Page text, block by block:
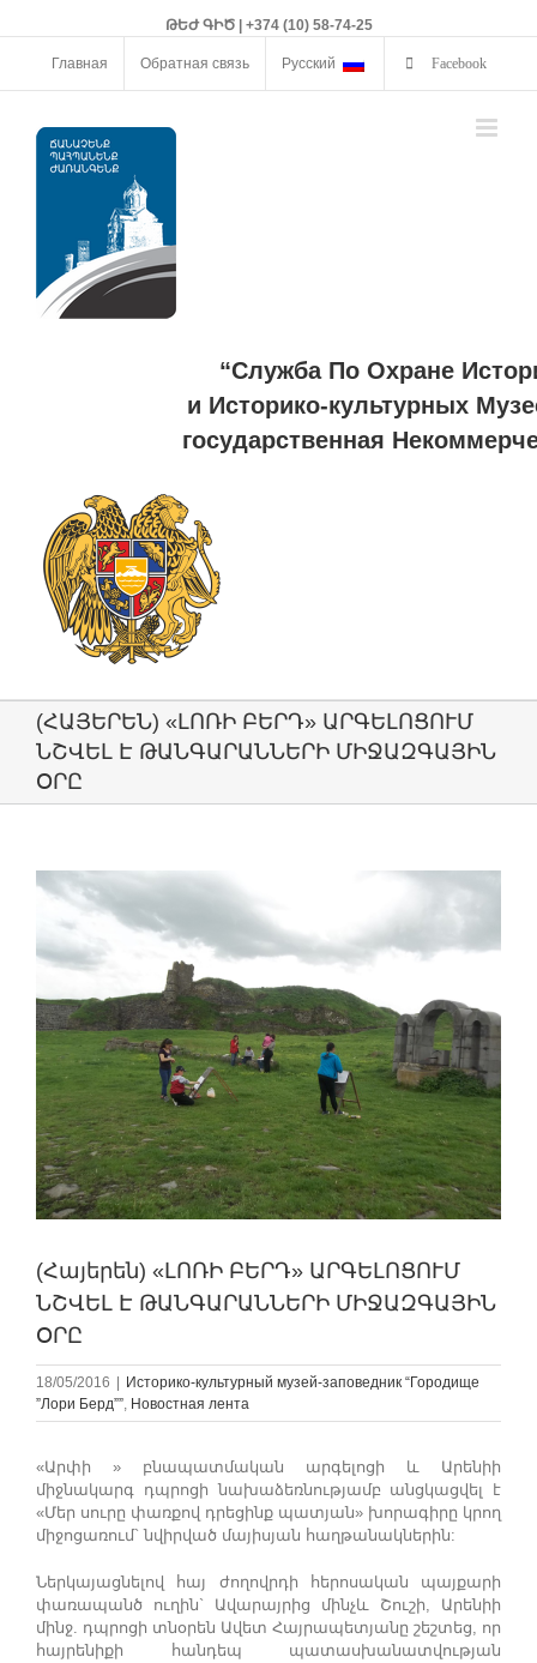
ԹԵԺ ԳԻԾ | +374 (10) 58-74-25
Главная Обратная связь Русский Facebook
“Служба По Охране
и Историко-культурных
государственная
(ՀԱՅԵՐԵՆ) «ԼՈՌԻ ԲԵՐԴ» ԱՐԳԵԼՈՑՈՒՄ
ՆՇՎԵԼ Է ԹԱՆԳԱՐԱՆՆԵՐԻ ՄԻՋԱԶԳԱՅԻՆ
ՕՐԸ
View
Larger
Image
(Հայերեն) «ԼՈՌԻ ԲԵՐԴ» ԱՐԳԵԼՈՑՈՒՄ
ՆՇՎԵԼ Է ԹԱՆԳԱՐԱՆՆԵՐԻ ՄԻՋԱԶԳԱՅԻՆ
ՕՐԸ
18/05/2016
Историко-культурный музей-заповедник “Городище
”Лори Берд””, Новостная лента
«Արփի » բնապատմական արգելոցի և Արենիի
միջնակարգ դպրոցի նախաձեռնությամբ անցկացվել է
«Մեր սուրը փառքով դրեցինք պատյան» խորագիրը կրող
միջոցառում` նվիրված մայիսյան հաղթանակներին:
Ներկայացնելով հայ ժողովրդի հերոսական պայքարի
փառապանծ ուղին` Ավարայրից մինչև Շուշի, Արենիի
մինջ. դպրոցի տնօրեն Ավետ Հայրապետյանը շեշտեց, որ
հայրենիքի հանդեպ պատասխանատվության